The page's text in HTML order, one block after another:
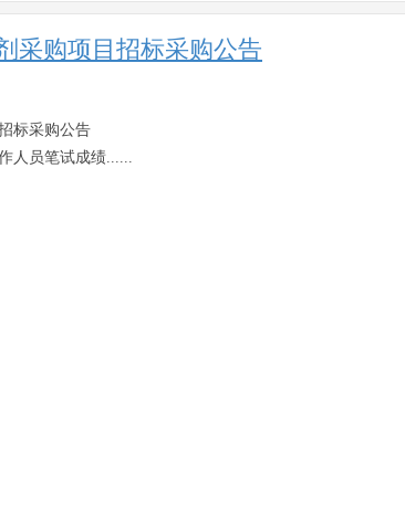
采购项目招标采购公告
标采购公告
人员笔试成绩......